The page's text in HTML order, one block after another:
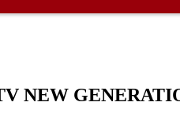
NEW